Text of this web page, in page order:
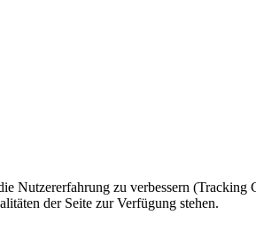
Nutzererfahrung zu verbessern (Tracking
der Seite zur Verfügung stehen.